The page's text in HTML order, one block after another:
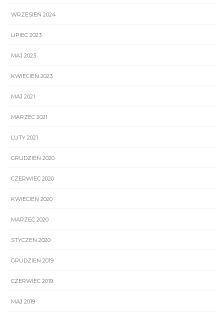
WRZESIEŃ 2024
LIPIEC 2023
MAJ 2023
KWIECIEŃ 2023
MAJ 2021
MARZEC 2021
LUTY 2021
GRUDZIEŃ 2020
CZERWIEC 2020
KWIECIEŃ 2020
MARZEC 2020
STYCZEŃ 2020
GRUDZIEŃ 2019
CZERWIEC 2019
MAJ 2019